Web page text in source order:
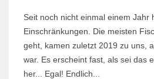
Seit noch nicht einmal einem Jahr
Einschränkungen. Die meisten
geht, kamen zuletzt 2019 zu uns,
war. Es erscheint fast, als sei das
her... Egal! Endlich...